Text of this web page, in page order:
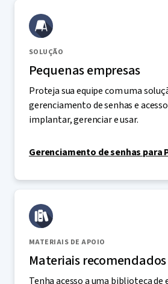
SOLUÇÃO
Pequenas empresas
Proteja sua equipe com uma
gerenciamento de senhas e
implantar, gerenciar e usar.
Gerenciamento de senhas para
MATERIAIS DE APOIO
Materiais recomendados
Tenha acesso a uma biblioteca de